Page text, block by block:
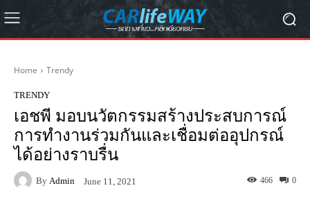
Home Trendy
TRENDY
เอชพี มอบนวัตกรรมสร้างประสบการณ์
การทำงานร่วมกันและเชื่อมต่ออุปกรณ์
ได้อย่างราบรื่น
By Admin June 11, 2021 0
466